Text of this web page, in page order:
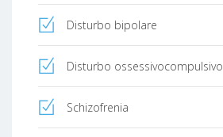
Disturbo bipolare
Disturbo ossessivocompulsivo
Schizofrenia